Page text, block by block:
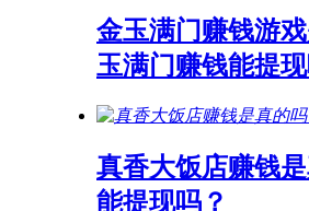
金玉满门赚钱游
玉满门赚钱能提现
真香大饭店赚钱
能提现吗？